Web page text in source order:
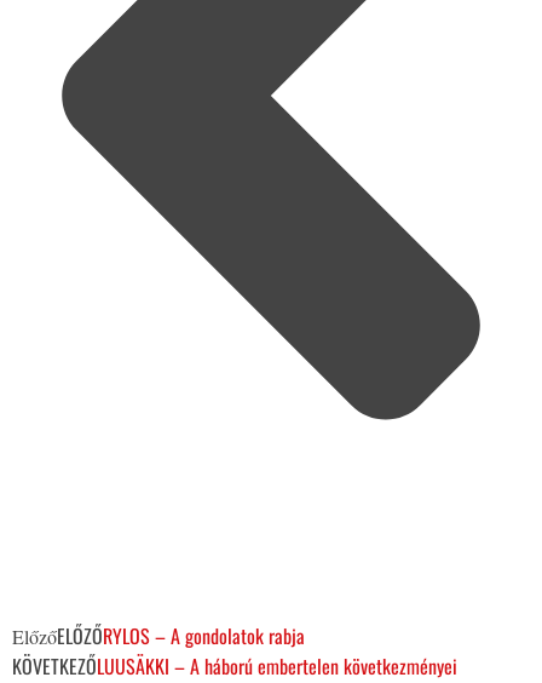
ElőzőELŐZŐRYLOS – A gondolatok rabja
KÖVETKEZŐLUUSÄKKI – A háború embertelen következményei